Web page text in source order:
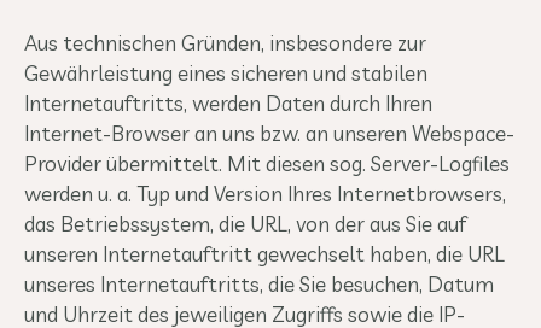
Aus technischen Gründen, insbesondere zur
Gewährleistung eines sicheren und stabilen
Internetauftritts, werden Daten durch Ihren
Internet-Browser an uns bzw. an unseren Webspace-
Provider übermittelt. Mit diesen sog. Server-Logfiles
werden u. a. Typ und Version Ihres Internetbrowsers,
das Betriebssystem, die URL, von der aus Sie auf
unseren Internetauftritt gewechselt haben, die URL
unseres Internetauftritts, die Sie besuchen, Datum
und Uhrzeit des jeweiligen Zugriffs sowie die IP-